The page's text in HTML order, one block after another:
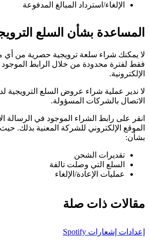
الإلغاء/استرداد المبالغ المدفوعة
المساعدة بشأن السلع
لا يمكنك شراء سلعة ترويجية حصرية من أي
فقط لفترة محدودة من خلال الرابط
الإلكترونية.
لا ندير عملية شراء عروض السلع الترويجية
الاتصال بالشركات المسؤولة.
انقر على رابط الشراء الموجود في الرسالة
الموقع الإلكتروني للشركة المعنية بذلك.
بشأن:
تقديرات الشحن
السلع التي وصلت تالفة
عمليات الإعادة/الإلغاء
مقالات ذات صلة
إعدادات إشعارات Spotify